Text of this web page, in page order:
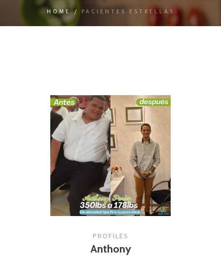
HOME / PACIENTES ESTRELLAS
PROFILES
Anthony